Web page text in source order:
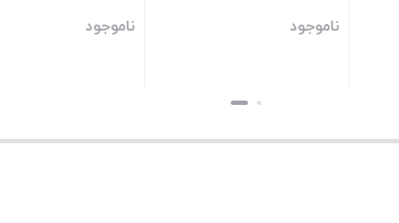
ناموجود ناموجود